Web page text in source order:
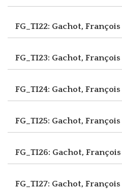
FG_TI22: Gachot, François
FG_TI23: Gachot, François
FG_TI24: Gachot, François
FG_TI25: Gachot, François
FG_TI26: Gachot, François
FG_TI27: Gachot, François